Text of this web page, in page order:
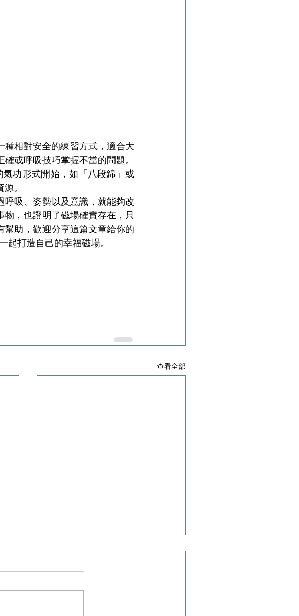
相對安全的練習方式，適合大
或呼吸技巧掌握不當的問題。
氣功形式開始，如「八段錦」或
。
吸、姿勢以及意識，就能夠改
，也證明了磁場確實存在，只
助，歡迎分享這篇文章給你的
起打造自己的幸福磁場。
查看全部